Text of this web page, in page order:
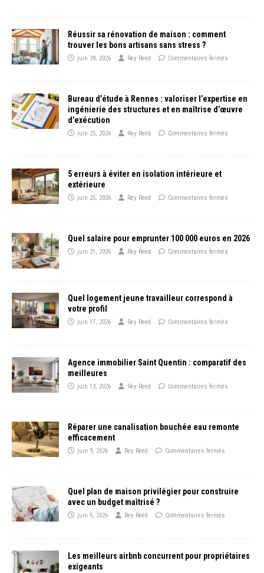
Réussir sa rénovation de maison : comment
trouver les bons artisans sans stress ?
juin 28, 2026 Rey Reed Commentaires fermés
Bureau d’étude à Rennes : valoriser l’expertise en
ingénierie des structures et en maîtrise d’œuvre
d’exécution
juin 25, 2026 Rey Reed Commentaires fermés
5 erreurs à éviter en isolation intérieure et
extérieure
juin 25, 2026 Rey Reed Commentaires fermés
Quel salaire pour emprunter 100 000 euros en 2026
juin 21, 2026 Rey Reed Commentaires fermés
Quel logement jeune travailleur correspond à
votre profil
juin 17, 2026 Rey Reed Commentaires fermés
Agence immobilier Saint Quentin : comparatif des
meilleures
juin 13, 2026 Rey Reed Commentaires fermés
Réparer une canalisation bouchée eau remonte
efficacement
juin 9, 2026 Rey Reed Commentaires fermés
Quel plan de maison privilégier pour construire
avec un budget maîtrisé ?
juin 5, 2026 Rey Reed Commentaires fermés
Les meilleurs airbnb concurrent pour propriétaires
exigeants